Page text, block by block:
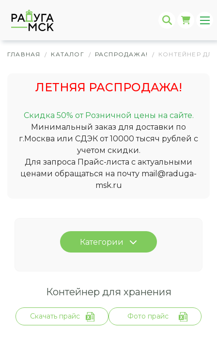
ГЛАВНАЯ / КАТАЛОГ / РАСПРОДАЖА! / КОНТЕЙНЕР
ЛЕТНЯЯ РАСПРОДАЖА!
Скидка 50% от Розничной цены на сайте.
Минимальный заказ для доставки по
г.Москва или СДЭК от 10000 тысяч рублей с
учетом скидки.
Для запроса Прайс-листа с актуальными
ценами обращаться на почту mail@raduga-
msk.ru
Категории
Контейнер для хранения
Скачать прайс Фото прайс